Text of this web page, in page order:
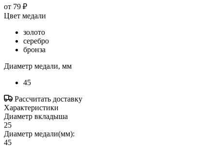
от 79 ₽
Цвет медали
золото
серебро
бронза
Диаметр медали, мм
45
Рассчитать доставку
Характеристики
Диаметр вкладыша
25
Диаметр медали(мм):
45